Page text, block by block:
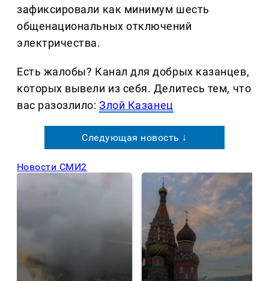
зафиксировали как минимум шесть
общенациональных отключений
электричества.
Есть жалобы? Канал для добрых казанцев,
которых вывели из себя. Делитеcь тем, что
вас разозлило:Злой Казанец
Следующая новость ↓
Новости СМИ2